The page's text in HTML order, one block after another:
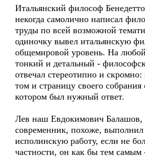
Итальянский философ
некогда самолично написал
труды по всей возможной
одиночку вывел итальянскую
общемировой уровень. На
тонкий и детальный -
отвечал стереотипно и скромно:
том и страницу своего
котором был нужный ответ.
Лев наш Евдокимович
современник, похоже,
исполинскую работу, если не
частности, он как бы тем самым